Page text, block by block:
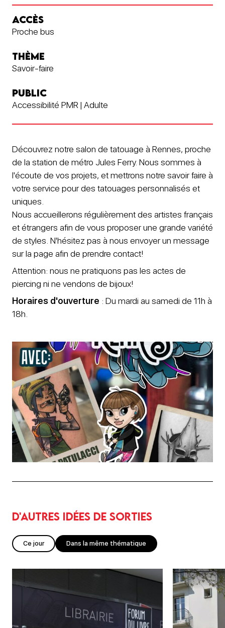
ACCÈS
Proche bus
THÈME
Savoir-faire
PUBLIC
Accessibilité PMR | Adulte
Découvrez notre salon de tatouage à Rennes, proche
de la station de métro Jules Ferry. Nous sommes à
l'écoute de vos projets, et mettrons notre savoir faire à
votre service pour des tatouages personnalisés et
uniques.
Nous accueillerons régulièrement des artistes français
et étrangers afin de vous proposer une grande variété
de styles. N'hésitez pas à nous envoyer un message
sur la page afin de prendre contact!
Attention: nous ne pratiquons pas les actes de
piercing ni ne vendons de bijoux!
Horaires d'ouverture : Du mardi au samedi de 11h à
18h.
D'autres idées de sorties
Ce jour Dans la même thématique